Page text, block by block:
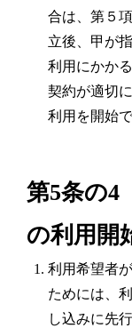
合は、第５
立後、甲が
利用にかか
契約が適切
利用を開始
第5条の
の利用開
利用希望者
ためには、
し込みに先